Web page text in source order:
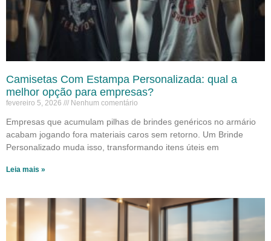
Camisetas Com Estampa Personalizada: qual a
melhor opção para empresas?
fevereiro 5, 2026 Nenhum comentário
Empresas que acumulam pilhas de brindes genéricos no armário
acabam jogando fora materiais caros sem retorno. Um Brinde
Personalizado muda isso, transformando itens úteis em
Leia mais »